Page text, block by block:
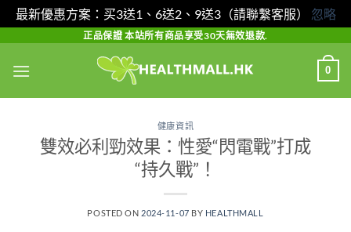
最新優惠方案：买3送1、6送2、9送3（請聯繫客服） 忽略
content
正品保證 本站所有商品享受30天無效退款.
0
健康資訊
雙效必利勁效果：性愛“閃電戰”打成
“持久戰”！
POSTED ON 2024-11-07 BY HEALTHMALL